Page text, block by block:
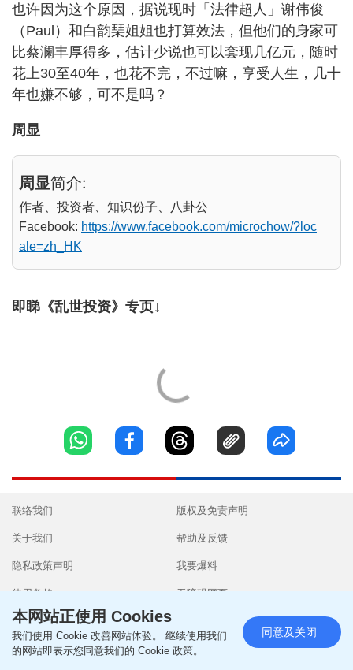
也许因为这个原因，据说现时「法律超人」谢伟俊
（Paul）和白韵琹姐姐也打算效法，但他们的身家可
比蔡澜丰厚得多，估计少说也可以套现几亿元，随时
花上30至40年，也花不完，不过嘛，享受人生，几十
年也嫌不够，可不是吗？
周显
周显简介:
作者、投资者、知识份子、八卦公
Facebook: https://www.facebook.com/microchow/?loc
ale=zh_HK
即睇《乱世投资》专页↓
联络我们
关于我们
隐私政策声明
使用条款
版权及免责声明
帮助及反馈
我要爆料
无障碍网页
Copyright © 2026 SingTao Ltd.All rights reserved.
本网站正使用 Cookies
我们使用 Cookie 改善网站体验。 继续使用我们
的网站即表示您同意我们的 Cookie 政策。
同意及关闭